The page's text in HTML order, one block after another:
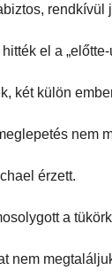
rendkívül
el a
két külön
nem
érzett.
a
nem